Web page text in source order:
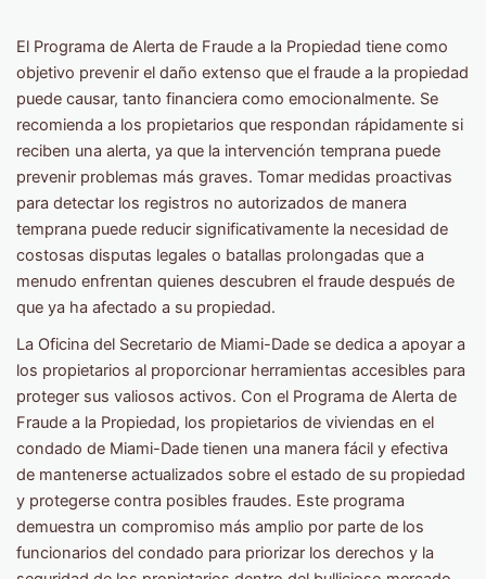
El Programa de Alerta de Fraude a la Propiedad tiene como
objetivo prevenir el daño extenso que el fraude a la propiedad
puede causar, tanto financiera como emocionalmente. Se
recomienda a los propietarios que respondan rápidamente si
reciben una alerta, ya que la intervención temprana puede
prevenir problemas más graves. Tomar medidas proactivas
para detectar los registros no autorizados de manera
temprana puede reducir significativamente la necesidad de
costosas disputas legales o batallas prolongadas que a
menudo enfrentan quienes descubren el fraude después de
que ya ha afectado a su propiedad.
La Oficina del Secretario de Miami-Dade se dedica a apoyar a
los propietarios al proporcionar herramientas accesibles para
proteger sus valiosos activos. Con el Programa de Alerta de
Fraude a la Propiedad, los propietarios de viviendas en el
condado de Miami-Dade tienen una manera fácil y efectiva
de mantenerse actualizados sobre el estado de su propiedad
y protegerse contra posibles fraudes. Este programa
demuestra un compromiso más amplio por parte de los
funcionarios del condado para priorizar los derechos y la